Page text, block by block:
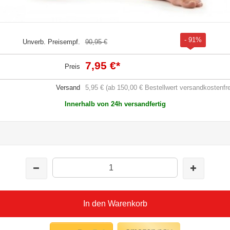
Unverb. Preisempf. 90,95 € - 91%
Preis 7,95 €*
Versand 5,95 € (ab 150,00 € Bestellwert
Innerhalb von 24h versandfertig
In den Warenkorb